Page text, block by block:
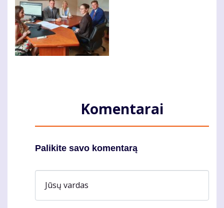
Komentarai
Palikite savo komentarą
Jūsų vardas